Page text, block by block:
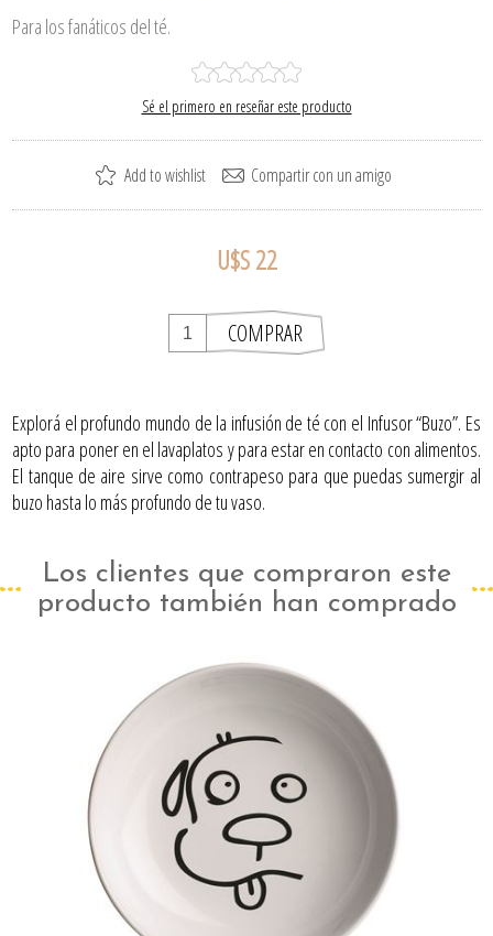
Para los fanáticos del té.
Sé el primero en reseñar este producto
U$S 22
Explorá el profundo mundo de la infusión de té con el Infusor “Buzo”. Es
apto para poner en el lavaplatos y para estar en contacto con alimentos.
El tanque de aire sirve como contrapeso para que puedas sumergir al
buzo hasta lo más profundo de tu vaso.
Los clientes que compraron este
producto también han comprado